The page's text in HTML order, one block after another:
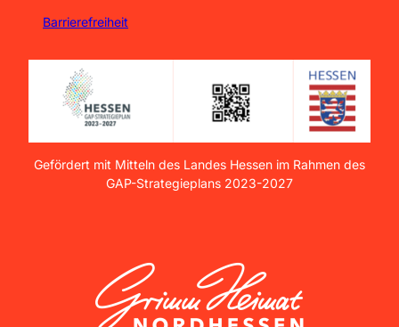
Barrierefreiheit
Gefördert mit Mitteln des Landes Hessen im Rahmen des
GAP-Strategieplans 2023-2027